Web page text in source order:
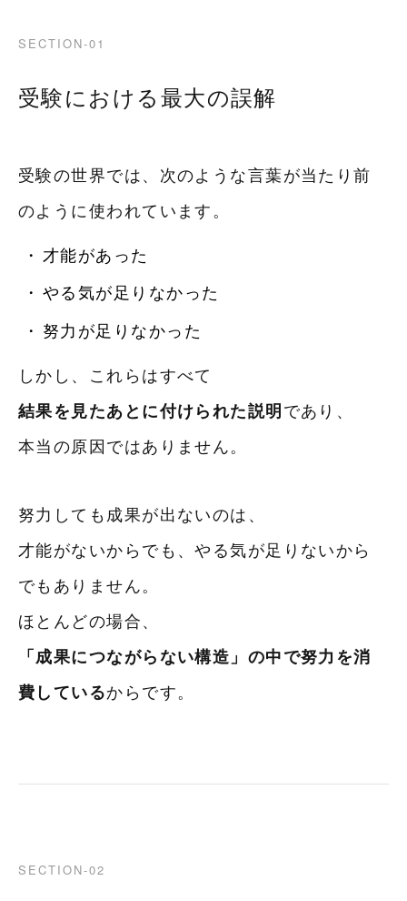
SECTION-01
受験における最大の誤解
受験の世界では、次のような言葉が当たり前
のように使われています。
才能があった
やる気が足りなかった
努力が足りなかった
しかし、これらはすべて
結果を見たあとに付けられた説明 であり、
本当の原因ではありません。
努力しても成果が出ないのは、
才能がないからでも、やる気が足りないから
でもありません。
ほとんどの場合、
「成果につながらない構造」の中で努力を消
費しているからです。
SECTION-02